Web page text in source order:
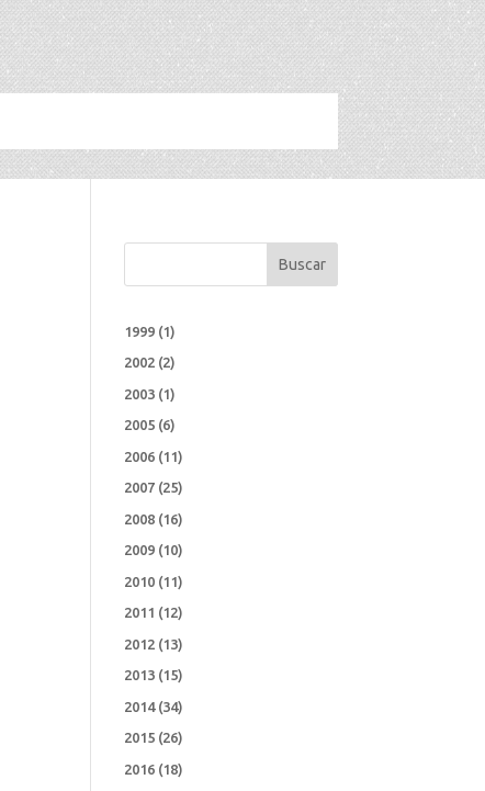
Buscar
1999 (1)
2002 (2)
2003 (1)
2005 (6)
2006 (11)
2007 (25)
2008 (16)
2009 (10)
2010 (11)
2011 (12)
2012 (13)
2013 (15)
2014(34)
2015 (26)
2016 (18)